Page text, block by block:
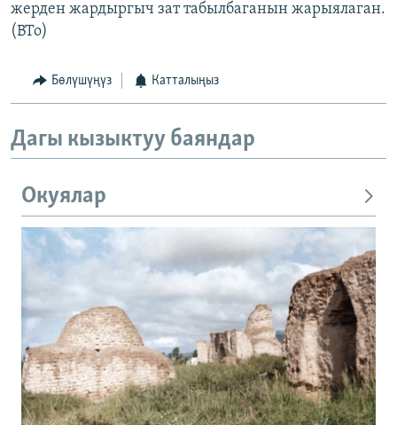
жерден жардыргыч зат табылбаганын жарыялаган.
(BTo)
Бөлүшүңүз Катталыңыз
Дагы кызыктуу баяндар
Окуялар